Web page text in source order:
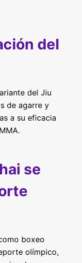
del
del Jiu
de agarre y
a su eficacia
se
boxeo
olímpico,